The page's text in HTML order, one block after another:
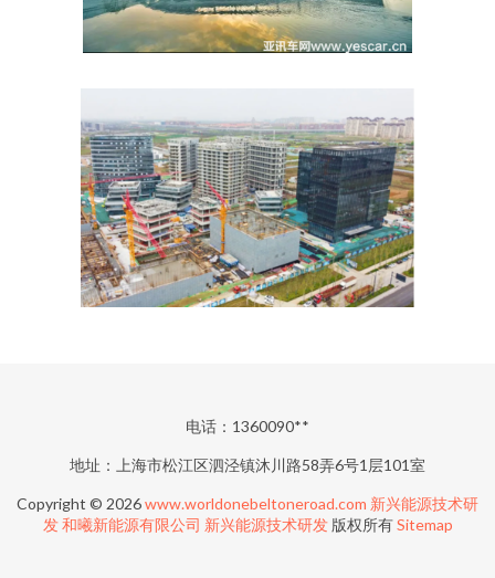
电话：1360090**
地址：上海市松江区泗泾镇沐川路58弄6号1层101室
Copyright © 2026www.worldonebeltoneroad.com 新兴能源技术研
发 和曦新能源有限公司 新兴能源技术研发版权所有Sitemap